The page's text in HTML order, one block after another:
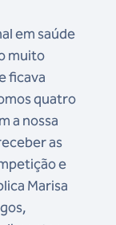
em saúde
muito
ficava
quatro
a nossa
as
e
Marisa